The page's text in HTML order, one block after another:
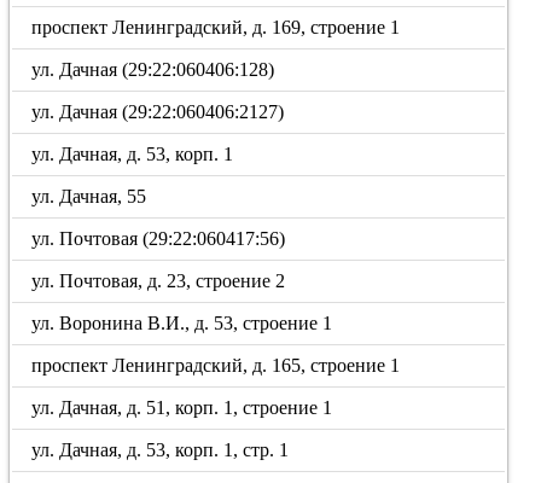
проспект Ленинградский, д. 169, строение 1
ул. Дачная (29:22:060406:128)
ул. Дачная (29:22:060406:2127)
ул. Дачная, д. 53, корп. 1
ул. Дачная, 55
ул. Почтовая (29:22:060417:56)
ул. Почтовая, д. 23, строение 2
ул. Воронина В.И., д. 53, строение 1
проспект Ленинградский, д. 165, строение 1
ул. Дачная, д. 51, корп. 1, строение 1
ул. Дачная, д. 53, корп. 1, стр. 1